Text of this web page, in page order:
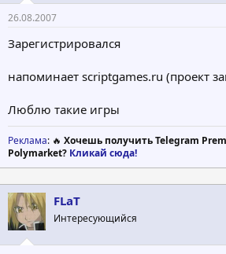
26.08.2007
Зарегистрировался
напоминает scriptgames.ru (проект
Люблю такие игры
Реклама: 🔥 Хочешь получить Telegram
Polymarket? Кликай сюда!
FLaT
Интересующийся